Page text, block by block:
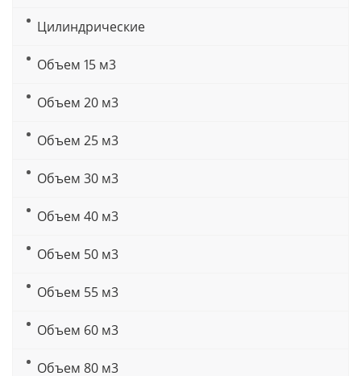
Цилиндрические
Объем 15 м3
Объем 20 м3
Объем 25 м3
Объем 30 м3
Объем 40 м3
Объем 50 м3
Объем 55 м3
Объем 60 м3
Объем 80 м3